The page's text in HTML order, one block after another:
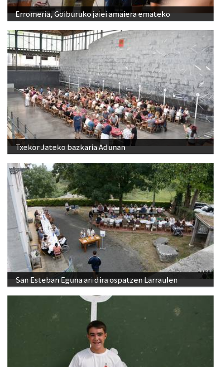
Erromeria, Goiburuko jaiei amaiera emateko
Txekor Jateko bazkaria Adunan
San Esteban Eguna ari dira ospatzen Larraulen